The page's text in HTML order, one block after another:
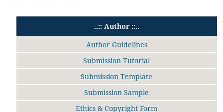
..:: Author ::..
Author Guidelines
Submission Tutorial
Submission Template
Submission Sample
Ethics & Copyright Form